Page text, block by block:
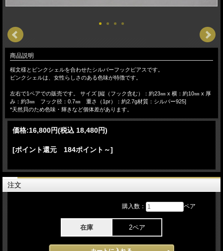
商品説明
桜文様とピンクシェルを合わせたシルバーフックピアスです。
ピンクシェルは、女性らしさのある色味が特徴です。
左右で1ペアでの販売です。 サイズ [縦（フック含む）：約23㎜ x 横：約10㎜ x 厚
み：約3㎜ フック径：0.7㎜ 重さ（1pr）：約2.7g材質：シルバー925]
*天然貝のため色味・輝きなど個体差があります。
価格:16,800円(税込 18,480円)
[ポイント還元 184ポイント～]
注文
購入数： ペア
在庫 2ペア